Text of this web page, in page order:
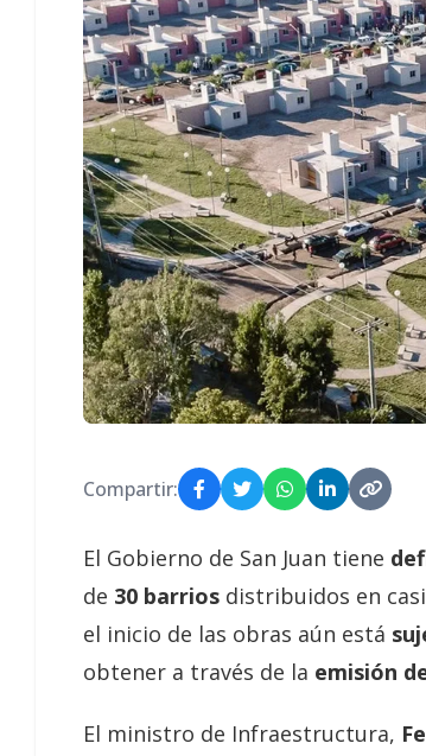
Compartir:
El Gobierno de San Juan tiene
de 30 barrios distribuidos en
el inicio de las obras aún está
obtener a través de la emisión
El ministro de Infraestructura,